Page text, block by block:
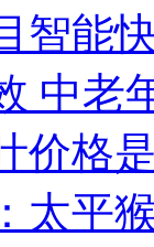
智能
中老
价格
太平